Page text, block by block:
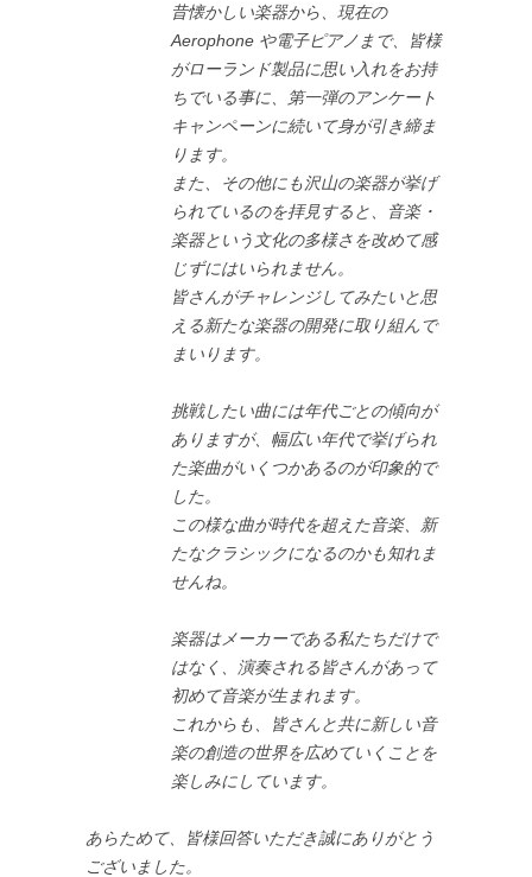
昔懐かしい楽器から、現在の
Aerophone や電子ピアノまで、皆様
がローランド製品に思い入れをお持
ちでいる事に、第一弾のアンケート
キャンペーンに続いて身が引き締ま
ります。
また、その他にも沢山の楽器が挙げ
られているのを拝見すると、音楽・
楽器という文化の多様さを改めて感
じずにはいられません。
皆さんがチャレンジしてみたいと思
える新たな楽器の開発に取り組んで
まいります。
挑戦したい曲には年代ごとの傾向が
ありますが、幅広い年代で挙げられ
た楽曲がいくつかあるのが印象的で
した。
この様な曲が時代を超えた音楽、新
たなクラシックになるのかも知れま
せんね。
楽器はメーカーである私たちだけで
はなく、演奏される皆さんがあって
初めて音楽が生まれます。
これからも、皆さんと共に新しい音
楽の創造の世界を広めていくことを
楽しみにしています。
あらためて、皆様回答いただき誠にありがとう
ございました。